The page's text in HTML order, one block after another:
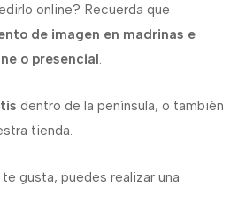
online? Recuerda que
de imagen en madrinas e
o presencial.
dentro de la península, o también
tienda.
gusta, puedes realizar una